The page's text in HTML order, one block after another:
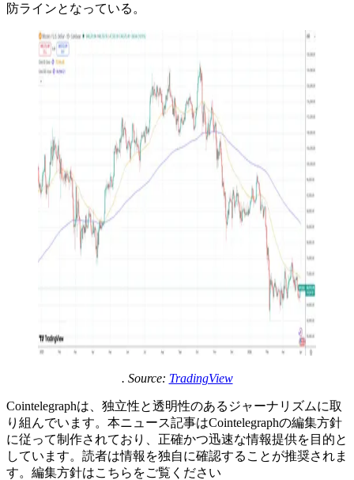
防ラインとなっている。
. Source: TradingView
Cointelegraphは、独立性と透明性のあるジャーナリズムに取
り組んでいます。本ニュース記事はCointelegraphの編集方針
に従って制作されており、正確かつ迅速な情報提供を目的と
しています。読者は情報を独自に確認することが推奨されま
す。編集方針はこちらをご覧ください